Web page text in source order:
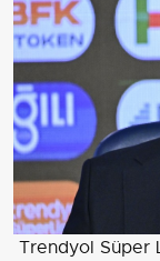
Trendyol Süper